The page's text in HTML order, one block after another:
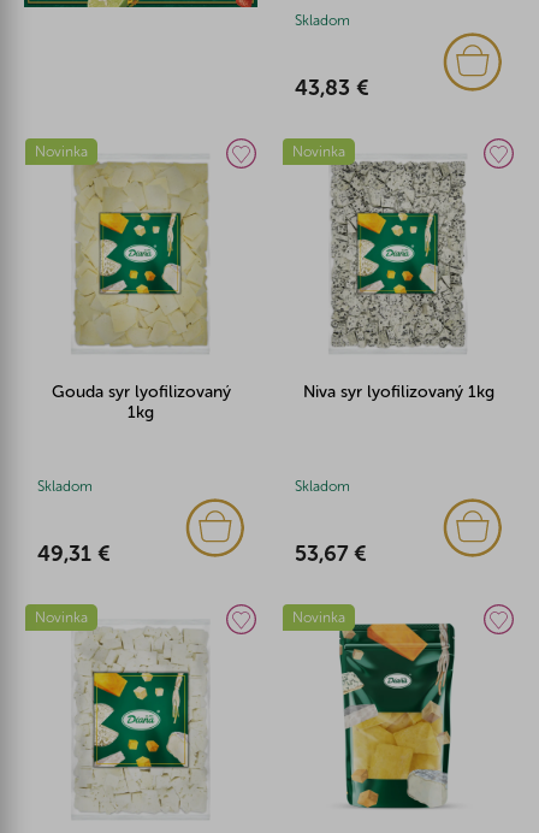
Skladom
43,83 €
Novinka
Gouda syr lyofilizovaný
1kg
Skladom
49,31 €
Novinka
Niva syr lyofilizovaný 1kg
Skladom
53,67 €
Novinka Novinka